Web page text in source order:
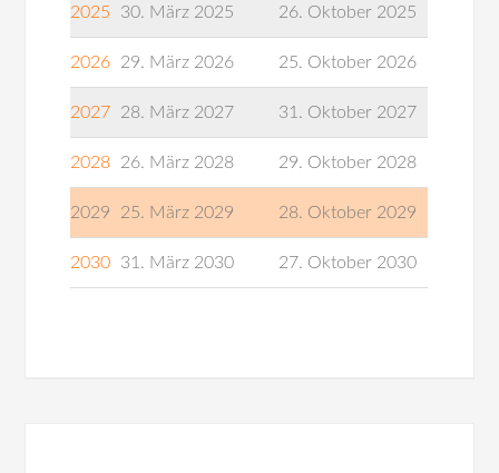
2025 30. März 2025 26. Oktober 2025
2026 29. März 2026 25. Oktober 2026
2027 28. März 2027 31. Oktober 2027
2028 26. März 2028 29. Oktober 2028
2029 25. März 2029 28. Oktober 2029
2030 31. März 2030 27. Oktober 2030